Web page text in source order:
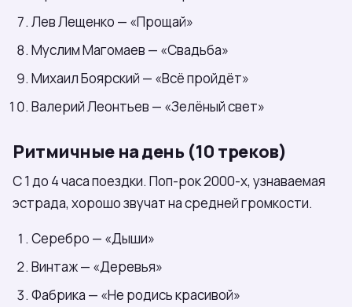
Лев Лещенко — «Прощай»
Муслим Магомаев — «Свадьба»
Михаил Боярский — «Всё пройдёт»
Валерий Леонтьев — «Зелёный свет»
Ритмичные на день (10 треков)
С 1 до 4 часа поездки. Поп-рок 2000-х, узнаваемая
эстрада, хорошо звучат на средней громкости.
Серебро — «Дыши»
Винтаж — «Деревья»
Фабрика — «Не родись красивой»